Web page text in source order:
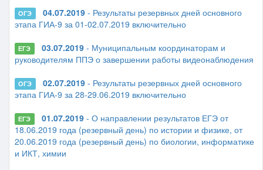
ОГЭ 04.07.2019- Результаты резервных дней основного
этапа ГИА-9 за 01-02.07.2019 включительно
ЕГЭ 03.07.2019- Муниципальным координаторам и
руководителям ППЭ о завершении работы видеонаблюдения
ОГЭ 02.07.2019- Результаты резервных дней основного
этапа ГИА-9 за 28-29.06.2019 включительно
ЕГЭ 01.07.2019- О направлении результатов ЕГЭ от
18.06.2019 года (резервный день) по истории и физике, от
20.06.2019 года (резервный день) по биологии, информатике
и ИКТ, химии